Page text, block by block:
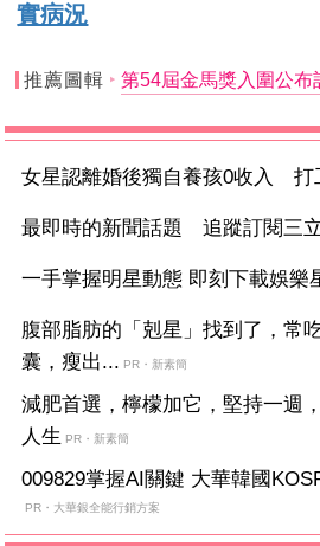
實病況
推薦圖輯 第54屆金馬獎入圍公布
女星認離婚後獨自養孩0收入 打
最即時的新聞話題 追蹤訂閱三
一手掌握明星動態 即刻下載娛樂
腹部脂肪的「剋星」找到了，常
囊，瘦出... PR・新素簡
減肥首選，檸檬加它，堅持一週
人生 PR・新素簡
009829掌握AI關鍵 大華韓國
PR・大華銀全能行銷方案